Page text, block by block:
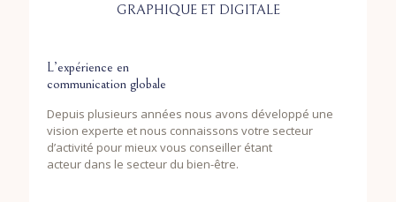
GRAPHIQUE ET DIGITALE
L’expérience en
communication globale
Depuis plusieurs années nous avons développé une
vision experte et nous connaissons votre secteur
d’activité pour mieux vous conseiller étant
acteur dans le secteur du bien-être.